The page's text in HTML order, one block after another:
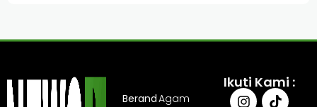
BerandAgam
Ikuti Kami :